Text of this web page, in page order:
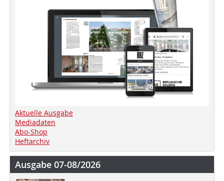
Aktuelle Ausgabe
Mediadaten
Abo-Shop
Heftarchiv
Ausgabe 07-08/2026